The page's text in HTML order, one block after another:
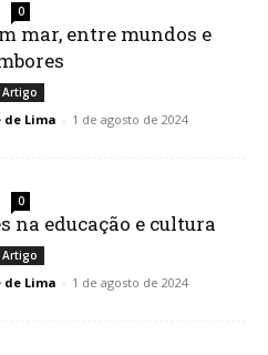
0
mar, entre mundos e
Artigo
Lima - 1 de agosto de 2024
0
na educação e cultura
Artigo
Lima - 1 de agosto de 2024